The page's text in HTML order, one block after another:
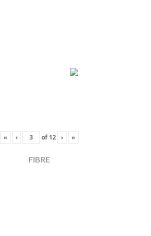
« ‹ of 12 › »
FIBRE